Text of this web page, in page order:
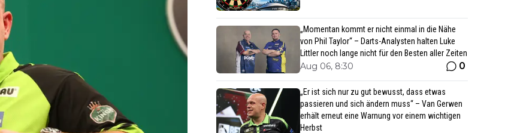
„Momentan kommt er nicht einmal in die Nähe
von Phil Taylor“ – Darts-Analysten halten Luke
Littler noch lange nicht für den Besten aller Zeiten
Aug 06, 8:30 0
„Er ist sich nur zu gut bewusst, dass etwas
passieren und sich ändern muss“ – Van Gerwen
erhält erneut eine Warnung vor einem wichtigen
Herbst